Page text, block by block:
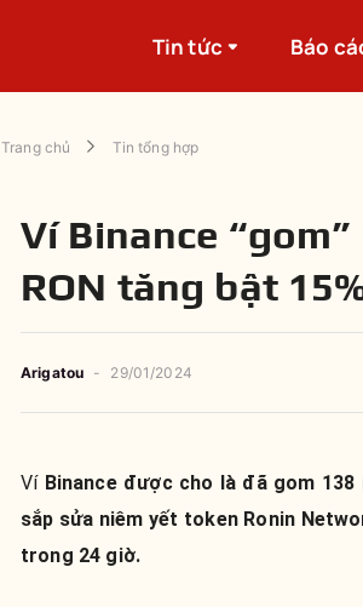
Tin tức Báo
Trang chủ Tin tổng hợp
Ví Binance
RON tăng bật
Arigatou - 29/01/2024
Ví Binance được cho là đã gom
sắp sửa niêm yết token Ronin
trong 24 giờ.